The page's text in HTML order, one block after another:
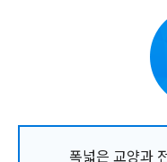
폭넓은 교양과